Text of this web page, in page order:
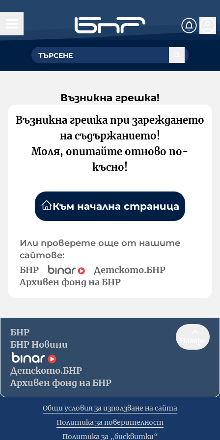
Възникна грешка!
Възникна грешка при зареждането
на съдържанието!
Моля, опитайте отново по-
късно!
Към начална страница
Или проверете още от нашите
сайтове:
БНР
Детското.БНР
Архивен фонд на БНР
БНР
БНР Новини
Детското.БНР
Архивен фонд на БНР
Общи условия за използване на сайта
Политика за поверителност
Политика за „бисквитки“